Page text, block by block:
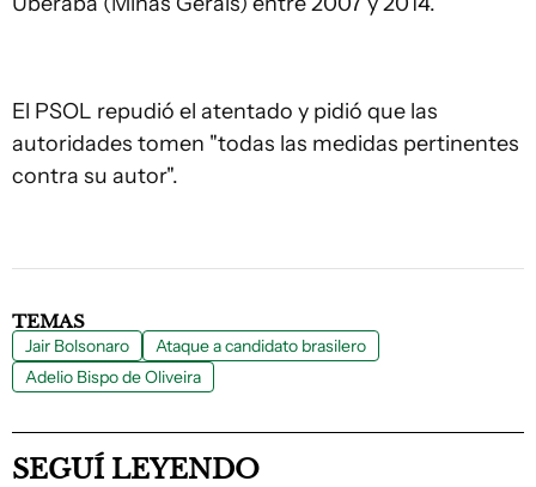
El PSOL repudió el atentado y pidió que las
autoridades tomen "todas las medidas pertinentes
contra su autor".
TEMAS
Jair Bolsonaro
Ataque a candidato brasilero
Adelio Bispo de Oliveira
SEGUÍ LEYENDO